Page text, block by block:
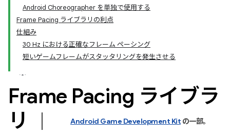
Android Choreographer を単独で使用する
Frame Pacing ライブラリの利点
仕組み
30 Hz における正確なフレーム ペーシング
短いゲームフレームがスタッタリングを発生させる
Frame Pacing ライブラ
リ
Android Game Development Kit の一部。